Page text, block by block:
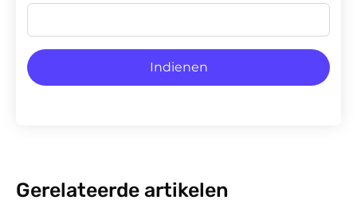
Indienen
Gerelateerde artikelen